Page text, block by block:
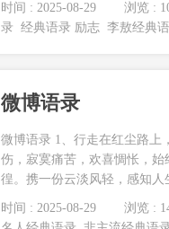
时间 : 2025-08-29 浏览 :
录 经典语录 励志 李敖经典
微博语录
微博语录 1、行走在红尘路上
伤，寂寞痛苦，欢喜惆怅，
徨。携一份云淡风轻，感知
时间 : 2025-08-29 浏览 :